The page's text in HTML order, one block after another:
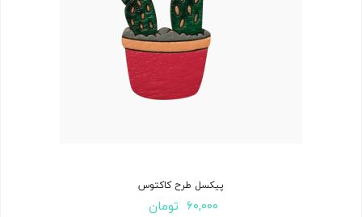
پیکسل طرح کاکتوس
۶۰,۰۰۰ تومان